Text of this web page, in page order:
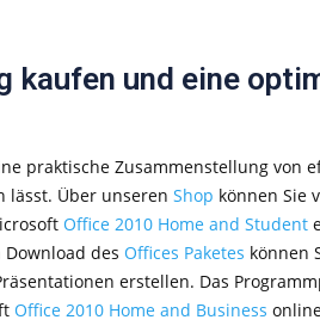
kaufen und eine
praktische Zusammenstellung von
lässt. Über unseren Shop können Sie
Office 2010 Home and Student
des Offices Paketes können
erstellen. Das
Office 2010 Home and Business